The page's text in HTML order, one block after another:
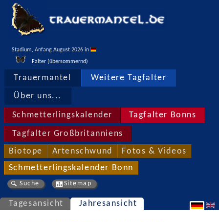
Stadium, Anfang August 2026 in
Falter (übersommernd)
Trauermantel Weitere Tagfalter
Über uns...
Schmetterlingskalender Tagfalter Bonns
Tagfalter Großbritanniens
Biotope Artenschwund Fotos & Videos
Schmetterlingskalender Bonn
Suche Sitemap
Tagesansicht Jahresansicht